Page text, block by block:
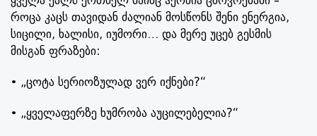
როცა კაცს თავიდან ძალიან მოსწონს შენი ენერგია,
სიცილი, ხალისი, იუმორი… და მერე უცებ გესმის
მისგან ფრაზები:
• „ცოტა სერიოზულად ვერ იქნები?“
• „ყველაფერზე ხუმრობა აუცილებელია?“